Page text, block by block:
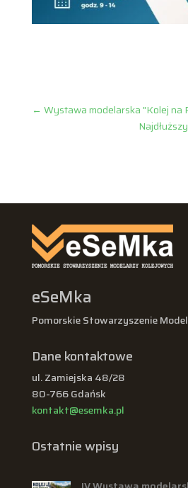
← Wystawa modelarska "Kolej na
eSeMka
Pomorskie Stowarzyszenie
Dane kontaktowe
ul. Zamiejska 48/28
80-766 Gdańsk
kontakt@esemka.pl
Ostatnie wpisy